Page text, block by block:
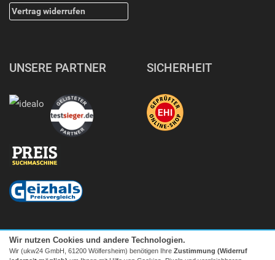
Vertrag widerrufen
UNSERE PARTNER SICHERHEIT
Wir nutzen Cookies und andere Technologien.
Wir (ukw24 GmbH, 61200 Wölfersheim) benötigen Ihre Zustimmung (Widerruf